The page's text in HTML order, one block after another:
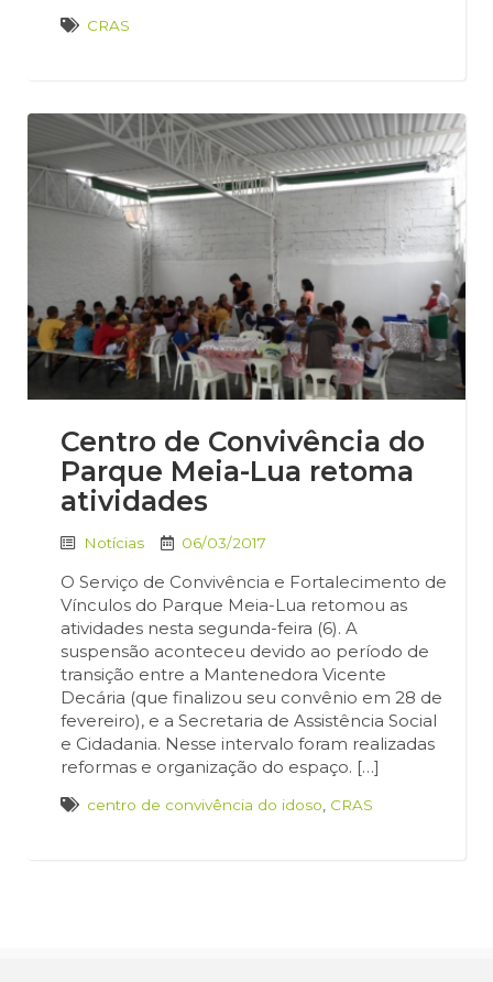
CRAS
Centro de Convivência do
Parque Meia-Lua retoma
atividades
Notícias 06/03/2017
O Serviço de Convivência e Fortalecimento de
Vínculos do Parque Meia-Lua retomou as
atividades nesta segunda-feira (6). A
suspensão aconteceu devido ao período de
transição entre a Mantenedora Vicente
Decária (que finalizou seu convênio em 28 de
fevereiro), e a Secretaria de Assistência Social
e Cidadania. Nesse intervalo foram realizadas
reformas e organização do espaço. […]
centro de convivência do idoso CRAS